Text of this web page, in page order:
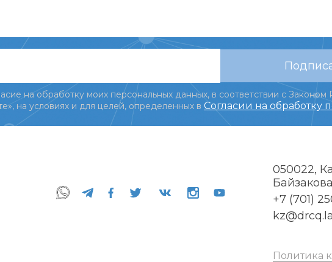
на обработку моих персональных данных, в соответствии с Законом
на условиях и для целей, определенных в Согласии на обработку
050022,
+7 (701)
Политика